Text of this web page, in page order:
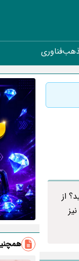
فناوری
از